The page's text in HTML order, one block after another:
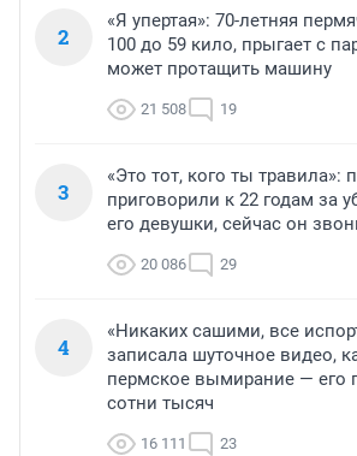
2
«Я упертая»: 70-летняя
100 до 59 кило, прыгает с
может протащить машину
21 508 19
3
«Это тот, кого ты травила»:
приговорили к 22 годам за
его девушки, сейчас он
20 086 29
4
«Никаких сашими, все
записала шуточное видео,
пермское вымирание — его
сотни тысяч
16 111 23